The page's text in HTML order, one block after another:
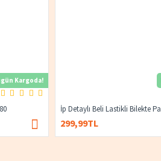
Kargoda!
299,99TL